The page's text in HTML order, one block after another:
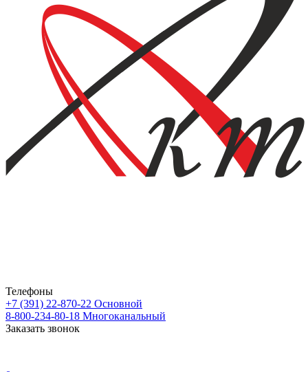
Телефоны
+7 (391) 22-870-22 Основной
8-800-234-80-18 Многоканальный
Заказать звонок